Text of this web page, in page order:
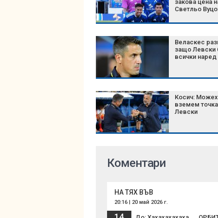
закова цена
Светльо
Веласкес
защо Левски
всички наред
Косич:
вземем
Левски
Коментари
НА ТЯХ ВЪВ
20:16 | 20 май 2026 г.